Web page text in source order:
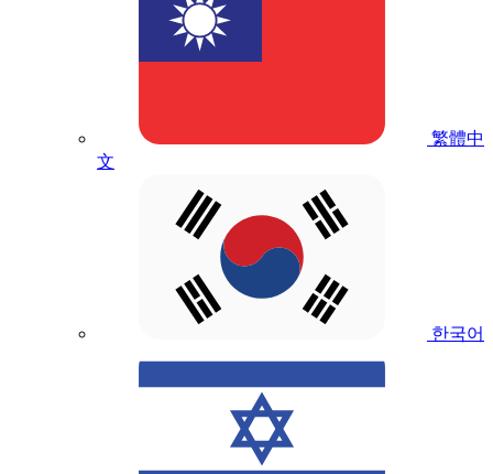
繁體中
文
한국어